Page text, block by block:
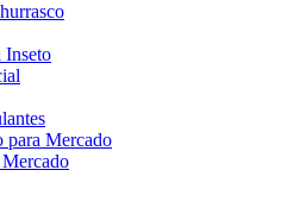
Inseto
para Mercado